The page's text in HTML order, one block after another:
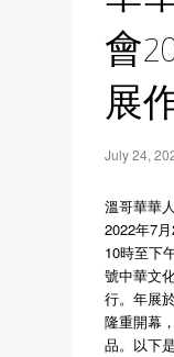
會
展
July 24,
溫哥華華
2022年7
10時至下
號中華文
行。年展
隆重開幕
品。以下